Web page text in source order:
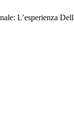
L’esperienza